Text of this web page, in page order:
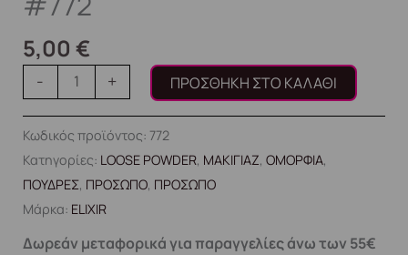
5,00 €
- + ΠΡΟΣΘΉΚΗ ΣΤΟ ΚΑΛΆΘΙ
Κωδικός προϊόντος: 772
Κατηγορίες: LOOSE POWDER, ΜΑΚΙΓΙΑΖ, ΟΜΟΡΦΙΑ,
ΠΟΥΔΡΕΣ, ΠΡΟΣΩΠΟ, ΠΡΟΣΩΠΟ
Μάρκα: ELIXIR
Δωρεάν μεταφορικά για παραγγελίες άνω των 55€